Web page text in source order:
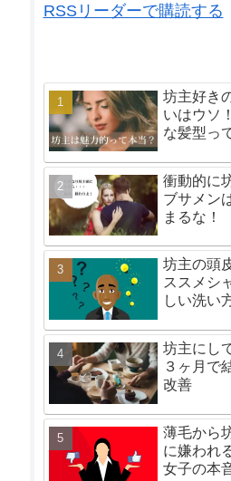
RSSリーダーで購読する
坊主好き
いはウソ
な髪型っ
衝動的に
ブサメン
まるな！
坊主の頭
ススメシ
しい洗い
坊主にし
３ヶ月で
改善
薄毛から
に嫌われ
女子の本